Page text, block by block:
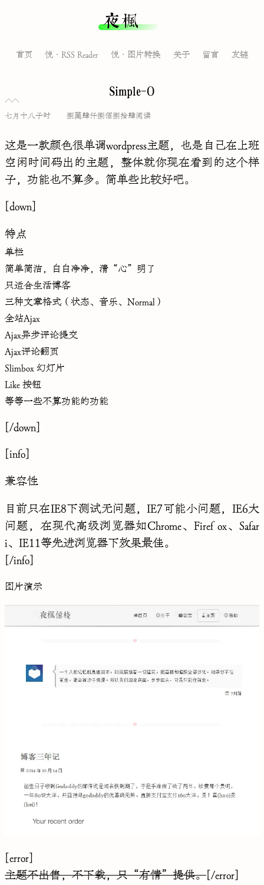
夜枫
首页 悦·RSS Reader 悦·图片转换 关于 留言 友链
Simple-O
七月十八子时 捌萬肆仟捌佰捌拾肆阅读
这是一款颜色很单调wordpress主题，也是自己在上班
空闲时间码出的主题，整体就你现在看到的这个样
子，功能也不算多。简单些比较好吧。
[down]
特点
单栏
简单简洁，白白净净，清“心”明了
只适合生活博客
三种文章格式（状态、音乐、Normal）
全站Ajax
Ajax异步评论提交
Ajax评论翻页
Slimbox 幻灯片
Like 按钮
等等一些不算功能的功能
[/down]
[info]
兼容性
目前只在IE8下测试无问题，IE7可能小问题，IE6大
问题，在现代高级浏览器如Chrome、Firef ox、Safar
i、IE11等先进浏览器下效果最佳。
[/info]
图片演示
[error]
主题不出售，不下载，只“有情”提供。[/error]